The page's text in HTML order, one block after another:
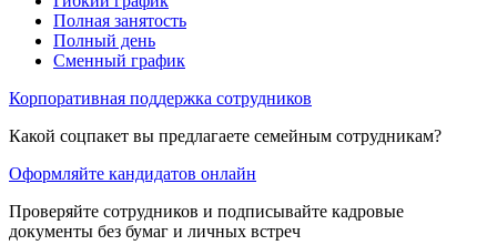
Полная занятость
Полный день
Сменный график
Корпоративная поддержка сотрудников
Какой соцпакет вы предлагаете семейным сотрудникам?
Оформляйте кандидатов онлайн
Проверяйте сотрудников и подписывайте кадровые
документы без бумаг и личных встреч